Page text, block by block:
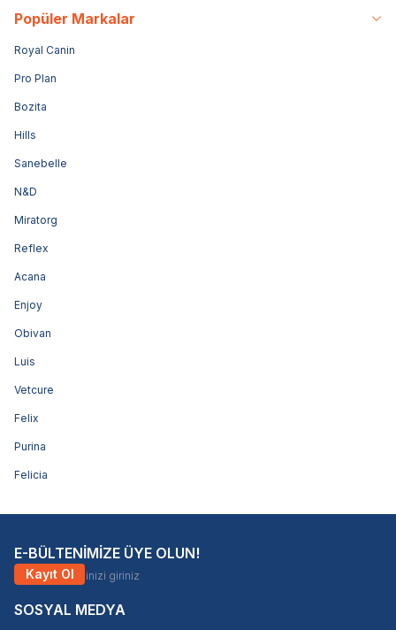
Popüler Markalar
Royal Canin
Pro Plan
Bozita
Hills
Sanebelle
N&D
Miratorg
Reflex
Acana
Enjoy
Obivan
Luis
Vetcure
Felix
Purina
Felicia
E-BÜLTENİMİZE ÜYE OLUN!
Kayıt Ol
SOSYAL MEDYA